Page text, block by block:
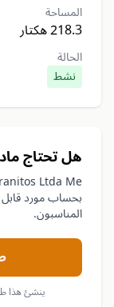
المساحة
218.3 هكتار
الحالة
نشط
هل تحتاج
بحساب مورد قابل
المناسبون.
ينشئ هذا